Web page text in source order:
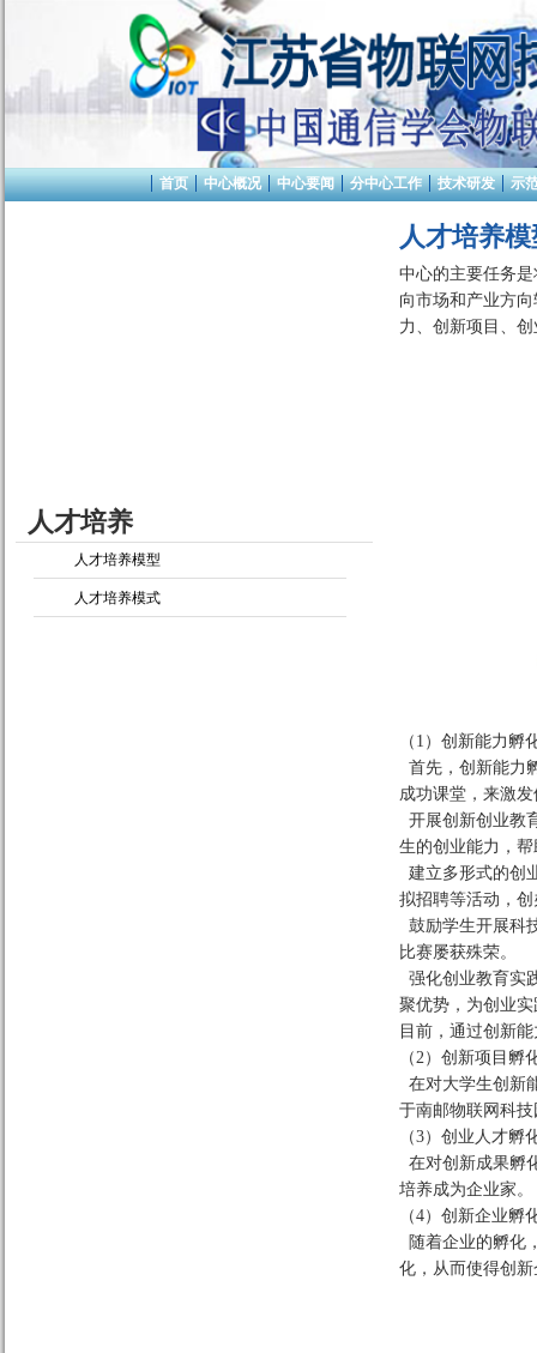
首页 中心概况 中心要闻 分中心工作 技术研发 示
人才培养
人才培养模型
人才培养模式
人才培养模
中心的主要任务
向市场和产业方
力、创新项目、
（1）创新能力孵
首先，创新能力
成功课堂，来激
开展创新创业教
生的创业能力，
建立多形式的创
拟招聘等活动，
鼓励学生开展科
比赛屡获殊荣。
强化创业教育实
聚优势，为创业
目前，通过创新
（2）创新项目孵
在对大学生创新
于南邮物联网科
（3）创业人才孵
在对创新成果孵
培养成为企业家。
（4）创新企业孵
随着企业的孵化
化，从而使得创